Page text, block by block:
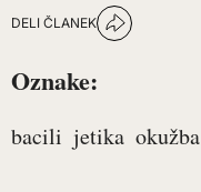
DELI ČLANEK
Oznake:
bacili jetika okužba